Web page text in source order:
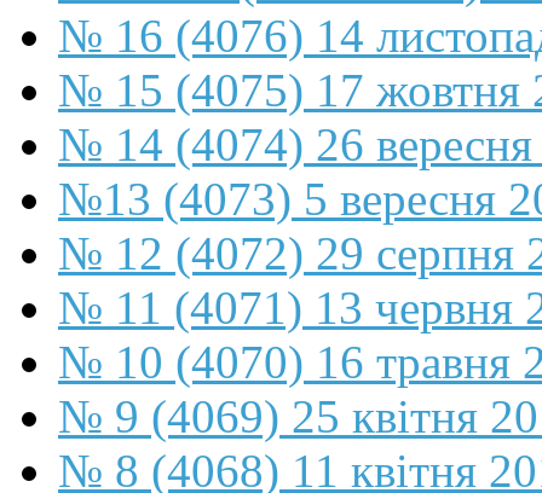
№ 16 (4076) 14
№ 15 (4075) 17 жовтня
№ 14 (4074) 26
№13 (4073) 5 вересня
№ 12 (4072) 29 серпня
№ 11 (4071) 13 червня
№ 10 (4070) 16 травня
№ 9 (4069) 25 квітня
№ 8 (4068) 11 квітня